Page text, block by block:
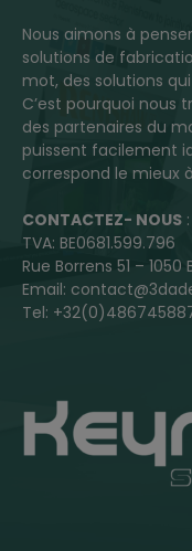
Nous aimons à
solutions de
mot, des solutions
C’est pourquoi nous
des partenaires du
puissent facilement
correspond le mieux
CONTACTEZ- NOUS
TVA: BE0681.599.796
Rue Borrens 51 – 1050
Email:
Tel: